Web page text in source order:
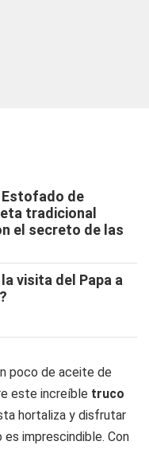
Estofado de
tradicional
el secreto de las
visita del Papa a
poco de aceite de
este increíble truco
hortaliza y disfrutar
imprescindible. Con